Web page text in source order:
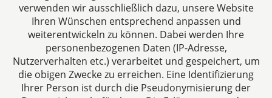
verwenden wir ausschließlich dazu, unsere Website
Ihren Wünschen entsprechend anpassen und
weiterentwickeln zu können. Dabei werden Ihre
personenbezogenen Daten (IP-Adresse,
Nutzerverhalten etc.) verarbeitet und gespeichert, um
die obigen Zwecke zu erreichen. Eine Identifizierung
Ihrer Person ist durch die Pseudonymisierung der